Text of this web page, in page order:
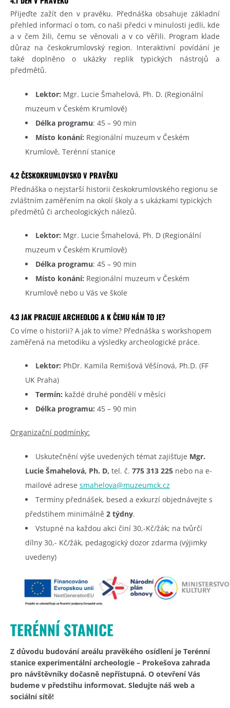
Přijeďte zažít den v pravěku. Přednáška obsahuje základní
přehled informací o tom, co naši předci v minulosti jedli, kde
a v čem žili, čemu se věnovali a v co věřili. Program klade
důraz na českokrumlovský region. Interaktivní povídání je
také doplněno o ukázky replik typických nástrojů a
předmětů.
Lektor: Mgr. Lucie Šmahelová, Ph. D. (Regionální
muzeum v Českém Krumlově)
Délka programu: 45 – 90 min
Místo konání: Regionální muzeum v Českém
Krumlově, Terénní stanice
4.2 ČESKOKRUMLOVSKO V PRAVĚKU
Přednáška o nejstarší historii českokrumlovského regionu se
zvláštním zaměřením na okolí školy a s ukázkami typických
předmětů či archeologických nálezů.
Lektor: Mgr. Lucie Šmahelová, Ph. D (Regionální
muzeum v Českém Krumlově)
Délka programu: 45 – 90 min
Místo konání: Regionální muzeum v Českém
Krumlově nebo u Vás ve škole
4.3 JAK PRACUJE ARCHEOLOG A K ČEMU NÁM TO JE?
Co víme o historii? A jak to víme? Přednáška s workshopem
zaměřená na metodiku a výsledky archeologické práce.
Lektor: PhDr. Kamila Remišová Věšínová, Ph.D. (FF
UK Praha)
Termín: každé druhé pondělí v měsíci
Délka programu: 45 – 90 min
Organizační podmínky:
Uskutečnění výše uvedených témat zajišťuje Mgr.
Lucie Šmahelová, Ph. D, tel. č. 775 313 225 nebo na e-
mailové adrese smahelova@muzeumck.cz
Termíny přednášek, besed a exkurzí objednávejte s
předstihem minimálně 2 týdny.
Vstupné na každou akci činí 30,-Kč/žák; na tvůrčí
dílny 30,- Kč/žák, pedagogický dozor zdarma (výjimky
uvedeny)
TERÉNNÍ STANICE
Z důvodu budování areálu pravěkého osídlení je Terénní
stanice experimentální archeologie – Prokešova zahrada
pro návštěvníky dočasně nepřístupná. O otevření Vás
budeme v předstihu informovat. Sledujte náš web a
sociální sítě!